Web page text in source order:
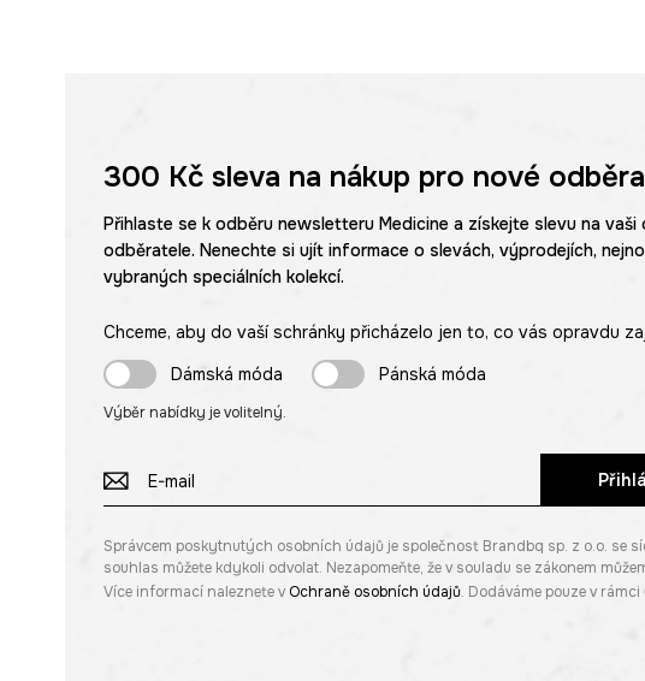
300 Kčsleva na nákup pro nové
Přihlaste se k odběru newsletteru Medicine a získejte slevu na vaši
odběratele. Nenechte si ujít informace o slevách, výprodejích,
vybraných speciálních kolekcí.
Chceme, aby do vaší schránky přicházelo jen to, co vás opravdu
Dámská móda
Pánská móda
Výběr nabídky je volitelný.
Správcem poskytnutých osobních údajů je společnost Brandbq sp. z o.o. se
souhlas můžete kdykoli odvolat. Nezapomeňte, že v souladu se zákonem
Více informací naleznete v Ochraně osobních údajů. Dodáváme pouze v rámci